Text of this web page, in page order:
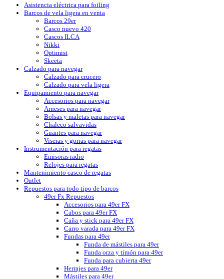
Asistencia eléctrica para foiling
Barcos de vela ligera en venta
Barcos 29er
Casco nuevo 420
Cascos ILCA
Nikki
Optimist
Skeeta
Calzado para navegar
Calzado para crucero
Calzado para vela ligera
Equipamiento para navegar
Accesorios para navegar
Arneses para navegar
Bolsas y maletas para navegar
Chaleco salvavidas
Guantes para navegar
Viseras y gorras para navegar
Instrumentación para regatas
Emisoras radio
Relojes para regatas
Mantenimiento casco de regatas
Outlet
Repuestos para todo tipo de barcos
49er Fx Repuestos
Accesorios para 49er FX
Cabos para 49er FX
Caña y stick para 49er FX
Carro varada para 49er FX
Fundas para 49er
Funda de mástiles para 49er
Funda orza y timón para 49er
Funda para cubierta 49er
Herrajes para 49er
Mástiles para 49er